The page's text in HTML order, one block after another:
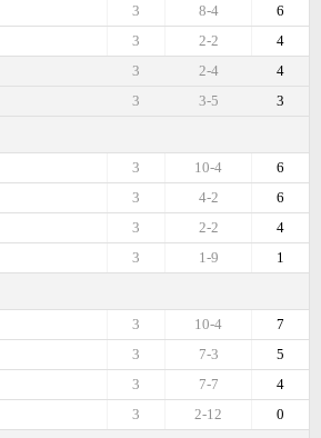
6
8-4
3
4
2-2
3
4
2-4
3
3
3-5
3
6
10-4
3
6
4-2
3
4
2-2
3
1
1-9
3
7
10-4
3
5
7-3
3
4
7-7
3
0
2-12
3